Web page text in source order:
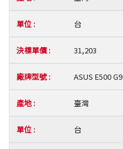
台
31,203
ASUS E500 G9
臺灣
台